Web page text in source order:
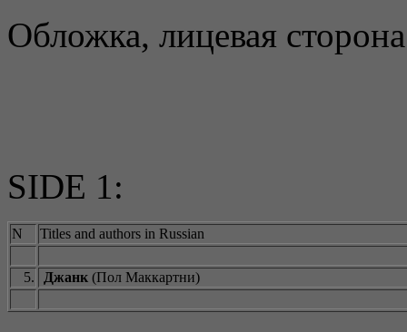
Обложка, лицевая сторона
SIDE 1:
N Titles and authors in Russian
5. Джанк (Пол Маккартни)